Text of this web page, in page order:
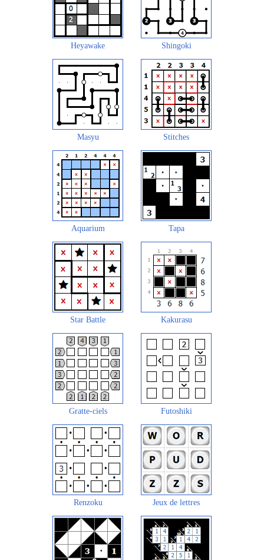
Heyawake Shingoki
Masyu Stitches
Aquarium Tapa
Star Battle Kakurasu
Gratte-ciels Futoshiki
Renzoku Jeux de lettres